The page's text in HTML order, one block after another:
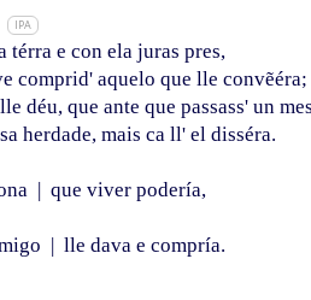
IPA
térra e con ela juras pres,
comprid' aquelo que lle convẽéra;
déu, que ante que passass' un
herdade, mais ca ll' el disséra.
| que viver podería,
| lle dava e compría.